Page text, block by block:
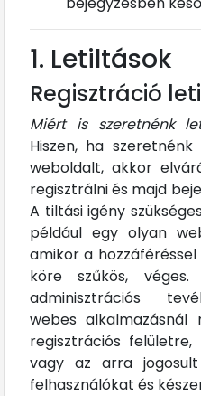
1. Letiltások
Regisztráció
Miért is szeretnénk
Hiszen, ha
weboldalt, akkor
regisztrálni és majd
A tiltási igény
például egy olyan
amikor a
köre szűkös,
adminisztrációs
webes alkalmazásnál
regisztrációs
vagy az arra
felhasználókat és